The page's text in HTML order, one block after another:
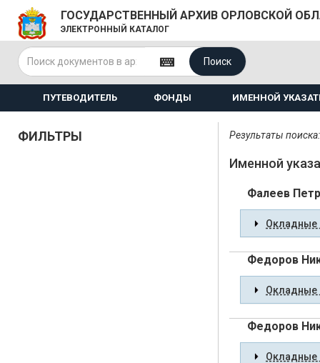
ГОСУДАРСТВЕННЫЙ АРХИВ ОРЛОВСКОЙ
ЭЛЕКТРОННЫЙ КАТАЛОГ
Поиск
ПУТЕВОДИТЕЛЬ ФОНДЫ ИМЕННОЙ
ФИЛЬТРЫ Результаты
Именной
Фалеев
Окладные
Федоров
Окладные
Федоров
Окладные